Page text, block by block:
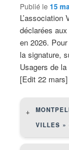
Publié le15
L’association
déclarées
en 2026.
la signature,
Usagers de
[Edit 22
+
VILLES »